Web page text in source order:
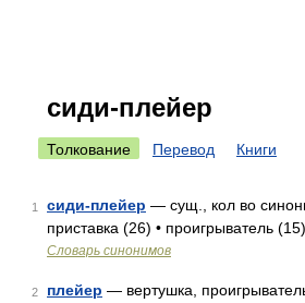
сиди-плейер
Толкование Перевод Книги
1 сиди-плейер — сущ., кол во
приставка (26) • проигрыватель
Словарь синонимов
2 плейер — вертушка,